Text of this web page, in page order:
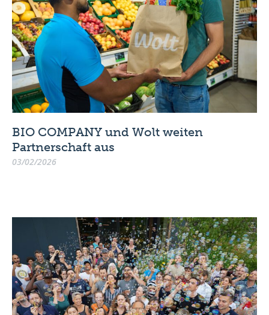
BIO COMPANY und Wolt weiten
Partnerschaft aus
03/02/2026